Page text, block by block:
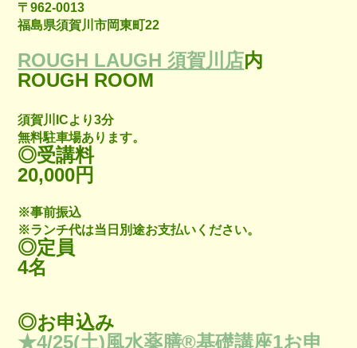
〒962-0013
福島県須賀川市岡東町22
ROUGH LAUGH 須賀川店内
ROUGH ROOM
須賀川ICより3分
無料駐車場あります。
◎受講料
20,000円
※事前振込
※ランチ代は当日別途お支払いください。
◎定員
4名
◎お申込み
★4/25(土)風水薬膳®︎基礎講座1お申